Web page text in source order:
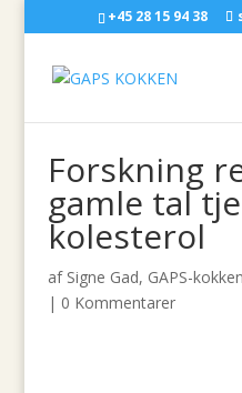
+45 28 15 94 38
Forskning
gamle tal
kolesterol
af Signe Gad, GAPS-kokken
| 0 Kommentarer